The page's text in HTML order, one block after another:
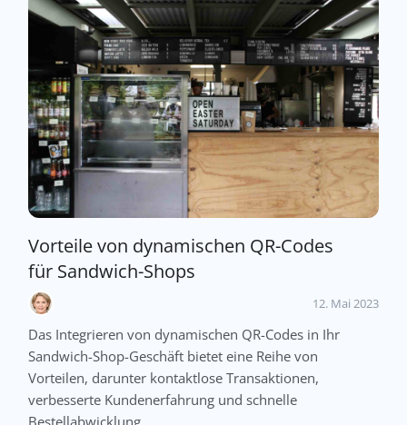
Vorteile von dynamischen QR-Codes
für Sandwich-Shops
12. Mai 2023
Das Integrieren von dynamischen QR-Codes in Ihr
Sandwich-Shop-Geschäft bietet eine Reihe von
Vorteilen, darunter kontaktlose Transaktionen,
verbesserte Kundenerfahrung und schnelle